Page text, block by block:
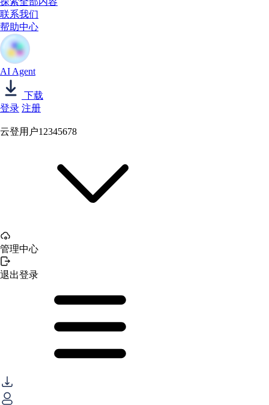
联系我们
帮助中心
AI Agent
下载
登录 注册
云登用户12345678
管理中心
退出登录